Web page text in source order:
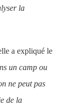
la
a expliqué le
un camp ou
ne peut pas
de la